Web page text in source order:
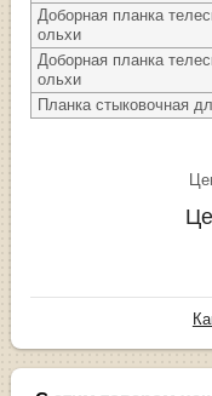
Доборная планка
ольхи
Доборная планка
ольхи
Планка стыковочная